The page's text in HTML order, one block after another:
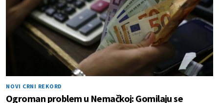
NOVI CRNI REKORD
Ogroman problem u Nemačkoj: Gomilaju se